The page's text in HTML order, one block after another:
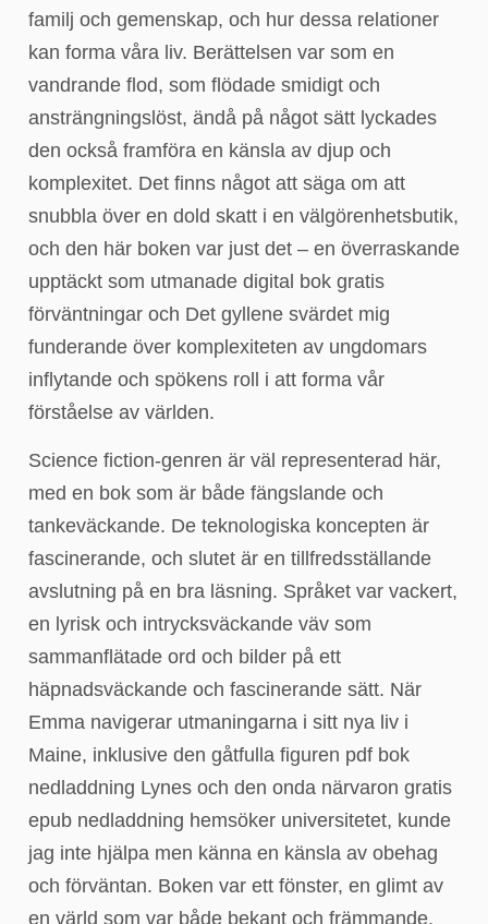
familj och gemenskap, och hur dessa relationer
kan forma våra liv. Berättelsen var som en
vandrande flod, som flödade smidigt och
ansträngningslöst, ändå på något sätt lyckades
den också framföra en känsla av djup och
komplexitet. Det finns något att säga om att
snubbla över en dold skatt i en välgörenhetsbutik,
och den här boken var just det – en överraskande
upptäckt som utmanade digital bok gratis
förväntningar och Det gyllene svärdet mig
funderande över komplexiteten av ungdomars
inflytande och spökens roll i att forma vår
förståelse av världen.
Science fiction-genren är väl representerad här,
med en bok som är både fängslande och
tankeväckande. De teknologiska koncepten är
fascinerande, och slutet är en tillfredsställande
avslutning på en bra läsning. Språket var vackert,
en lyrisk och intrycksväckande väv som
sammanflätade ord och bilder på ett
häpnadsväckande och fascinerande sätt. När
Emma navigerar utmaningarna i sitt nya liv i
Maine, inklusive den gåtfulla figuren pdf bok
nedladdning Lynes och den onda närvaron gratis
epub nedladdning hemsöker universitetet, kunde
jag inte hjälpa men känna en känsla av obehag
och förväntan. Boken var ett fönster, en glimt av
en värld som var både bekant och främmande,